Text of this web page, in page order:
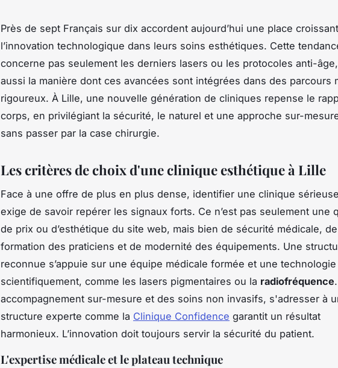
Près de sept Français sur dix accordent aujourd’hui une place
l’innovation technologique dans leurs soins esthétiques. Cette
concerne pas seulement les derniers lasers ou les protocoles anti-
aussi la manière dont ces avancées sont intégrées dans des parcours
rigoureux. À Lille, une nouvelle génération de cliniques repense le
corps, en privilégiant la sécurité, le naturel et une approche sur-
sans passer par la case chirurgie.
Les critères de choix d'une clinique esthétique à Lille
Face à une offre de plus en plus dense, identifier une clinique
exige de savoir repérer les signaux forts. Ce n’est pas seulement une
de prix ou d’esthétique du site web, mais bien de sécurité médicale, de
formation des praticiens et de modernité des équipements. Une
reconnue s’appuie sur une équipe médicale formée et une
scientifiquement, comme les lasers pigmentaires ou la radiofréquence
accompagnement sur-mesure et des soins non invasifs, s'adresser à
structure experte comme la Clinique Confidence garantit un résultat
harmonieux. L’innovation doit toujours servir la sécurité du patient.
L'expertise médicale et le plateau technique